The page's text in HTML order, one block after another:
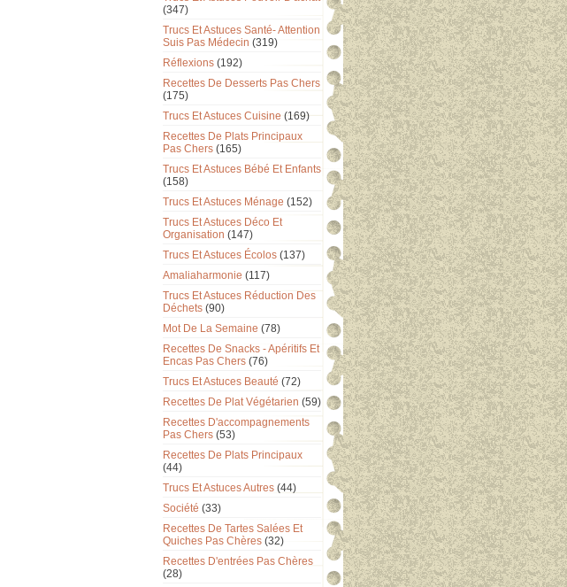
(347)
Trucs Et Astuces Santé- Attention
Suis Pas Médecin (319)
Réflexions (192)
Recettes De Desserts Pas Chers
(175)
Trucs Et Astuces Cuisine (169)
Recettes De Plats Principaux
Pas Chers (165)
Trucs Et Astuces Bébé Et Enfants
(158)
Trucs Et Astuces Ménage (152)
Trucs Et Astuces Déco Et
Organisation (147)
Trucs Et Astuces Écolos (137)
Amaliaharmonie (117)
Trucs Et Astuces Réduction Des
Déchets (90)
Mot De La Semaine (78)
Recettes De Snacks - Apéritifs Et
Encas Pas Chers (76)
Trucs Et Astuces Beauté (72)
Recettes De Plat Végétarien (59)
Recettes D'accompagnements
Pas Chers (53)
Recettes De Plats Principaux
(44)
Trucs Et Astuces Autres (44)
Société (33)
Recettes De Tartes Salées Et
Quiches Pas Chères (32)
Recettes D'entrées Pas Chères
(28)